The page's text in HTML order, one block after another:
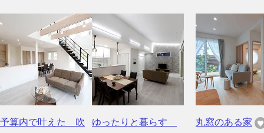
予算内で叶えた 吹
ゆったりと暮らす
丸窓のある家